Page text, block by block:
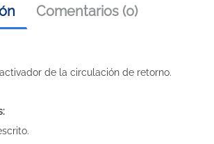
Comentarios (0)
de la circulación de retorno.